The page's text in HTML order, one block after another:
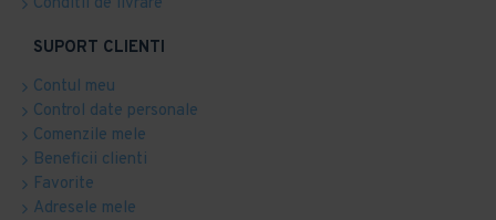
SUPORT CLIENTI
Contul meu
Control date personale
Comenzile mele
Beneficii clienti
Favorite
Adresele mele